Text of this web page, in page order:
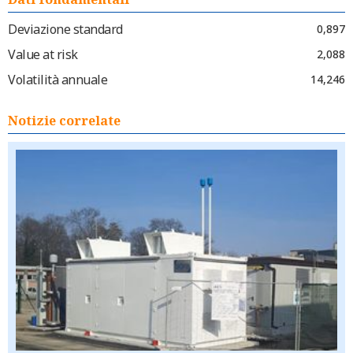
Deviazione standard
0,897
Value at risk 2,088
Volatilità annuale 14,246
Notizie correlate